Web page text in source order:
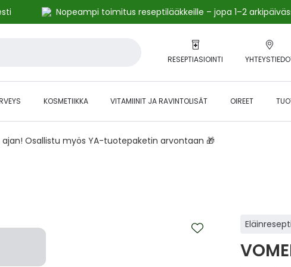
Nopeampi toimitus reseptilääkkeille – jopa 1–2
RESEPTIASIOINTI
KOSMETIIKKA VITAMIINIT JA RAVINTOLISÄT OIREET
Osallistu myös YA-tuotepaketin arvontaan 🎁